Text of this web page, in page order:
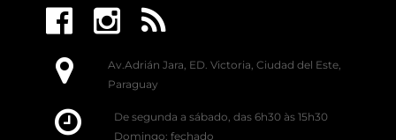
Av.Adrián Jara, ED. Victoria, Ciudad del Este,
Paraguay
De segunda a sábado, das 6h30 às 15h30
Domingo: fechado